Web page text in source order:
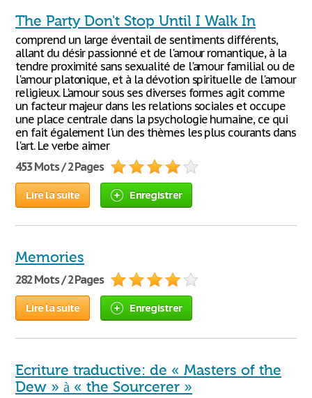
The Party Don't Stop Until I Walk In
comprend un large éventail de sentiments différents,
allant du désir passionné et de l'amour romantique, à la
tendre proximité sans sexualité de l'amour familial ou de
l'amour platonique, et à la dévotion spirituelle de l'amour
religieux. L'amour sous ses diverses formes agit comme
un facteur majeur dans les relations sociales et occupe
une place centrale dans la psychologie humaine, ce qui
en fait également l'un des thèmes les plus courants dans
l'art. Le verbe aimer
453 Mots / 2 Pages
Lire la suite Enregistrer
Memories
282 Mots / 2 Pages
Lire la suite Enregistrer
Ecriture traductive: de « Masters of the
Dew » à « the Sourcerer »